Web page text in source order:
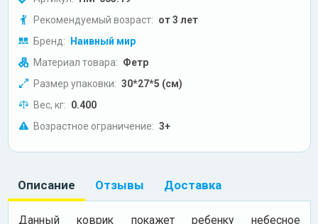
Рекомендуемый возраст: от 3 лет
Бренд: Наивный мир
Материал товара: Фетр
Размер упаковки: 30*27*5 (см)
Вес, кг: 0.400
Возрастное ограничение: 3+
Описание Отзывы Доставка
Данный коврик покажет ребенку небесное